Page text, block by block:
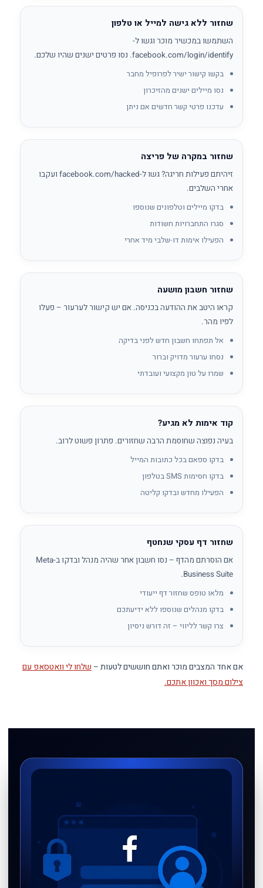
שחזור ללא גישה למייל או טלפון
השתמשו במכשיר מוכר וגשו ל-
facebook.com/login/identify. נסו פרטים ישנים שהיו שלכם.
בקשו קישור ישיר לפרופיל מחבר
נסו מיילים ישנים מהזיכרון
עדכנו פרטי קשר חדשים אם ניתן
שחזור במקרה של פריצה
זיהיתם פעילות חריגה? גשו ל-facebook.com/hacked ועקבו
אחרי השלבים.
בדקו מיילים וטלפונים שנוספו
סגרו התחברויות חשודות
הפעילו אימות דו-שלבי מיד אחרי
שחזור חשבון מושעה
קראו היטב את ההודעה בכניסה. אם יש קישור לערעור – פעלו
לפיו מהר.
אל תפתחו חשבון חדש לפני בדיקה
נסחו ערעור מדויק וברור
שמרו על טון מקצועי ועובדתי
קוד אימות לא מגיע?
בעיה נפוצה שחוסמת הרבה שחזורים. פתרון פשוט לרוב.
בדקו ספאם בכל כתובות המייל
בדקו חסימות SMS בטלפון
הפעילו מחדש ובדקו קליטה
שחזור דף עסקי שנחטף
אם הוסרתם מהדף – נסו חשבון אחר שהיה מנהל ובדקו ב-Meta
Business Suite.
מלאו טופס שחזור דף ייעודי
בדקו מנהלים שנוספו ללא ידיעתכם
צרו קשר לליווי – זה דורש ניסיון
אם אחד המצבים מוכר ואתם חוששים לטעות – שלחו לי וואטסאפ עם
צילום מסך ואכוון אתכם.